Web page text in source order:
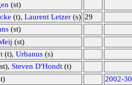
(st)
(t), Laurent Letzer (s) 29
(st)
(st)
(t), Urbanus (s)
Steven D'Hondt (t)
2002-30